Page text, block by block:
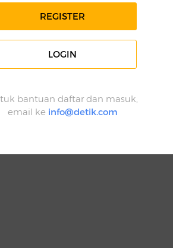
REGISTER
LOGIN
bantuan daftar dan masuk,
email ke info@detik.com